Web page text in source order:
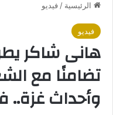
الرئيسية /فيديو
فيديو
هانى شاكر
تضامنًا مع
وأحداث غزة..